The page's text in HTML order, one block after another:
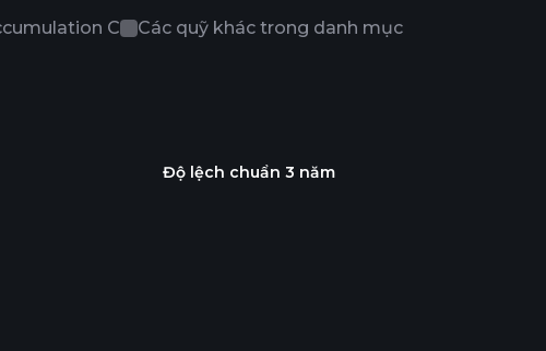
C Các quỹ khác trong danh mục
Độ lệch chuẩn 3 năm